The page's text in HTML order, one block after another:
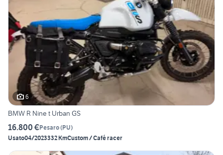
6
BMW R Nine t Urban GS
16.800 €Pesaro(PU)
Usato04/2023332 KmCustom / Café racer